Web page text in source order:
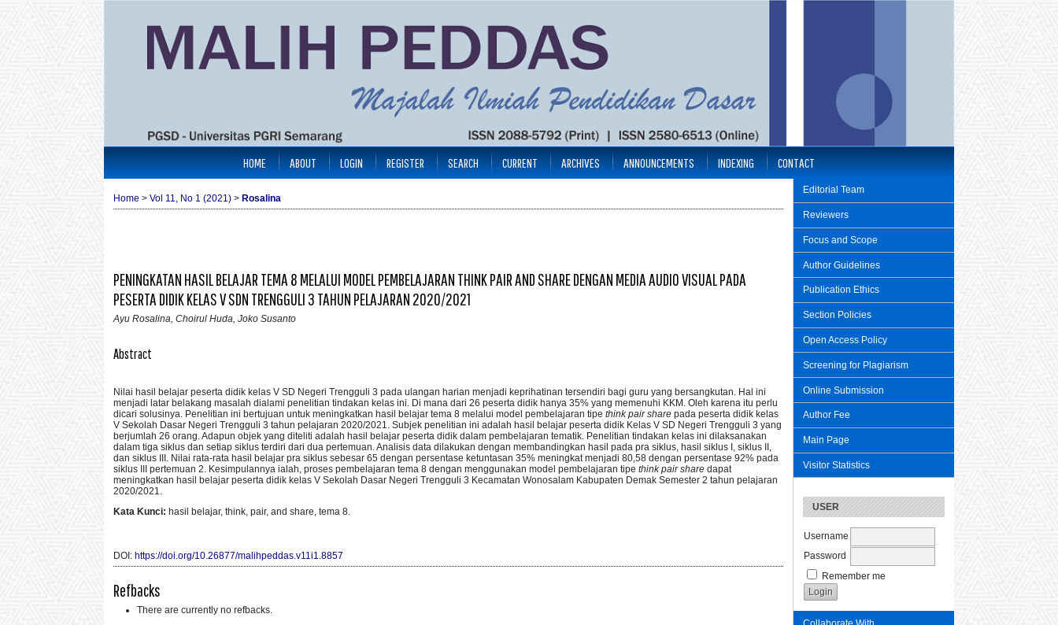
Editorial Team
Reviewers
Focus and Scope
Author Guidelines
Publication Ethics
Section Policies
Open Access Policy
Screening for Plagiarism
Online Submission
Author Fee
Main Page
Visitor Statistics
USER
Username
Password
Remember me
HOME ABOUT LOGIN REGISTER SEARCH CURRENT ARCHIVES ANNOUNCEMENTS INDEXING CONTACT
Home > Vol 11, No 1 (2021) > Rosalina
PENINGKATAN HASIL BELAJAR TEMA 8 MELALUI MODEL PEMBELAJARAN THINK PAIR AND SHARE DENGAN MEDIA AUDIO VISUAL PADA
PESERTA DIDIK KELAS V SDN TRENGGULI 3 TAHUN PELAJARAN 2020/2021
Ayu Rosalina, Choirul Huda, Joko Susanto
Abstract
Nilai hasil belajar peserta didik kelas V SD Negeri Trengguli 3 pada ulangan harian menjadi keprihatinan tersendiri bagi guru yang bersangkutan. Hal ini
menjadi latar belakang masalah dialami penelitian tindakan kelas ini. Di mana dari 26 peserta didik hanya 35% yang memenuhi KKM. Oleh karena itu perlu
dicari solusinya. Penelitian ini bertujuan untuk meningkatkan hasil belajar tema 8 melalui model pembelajaran tipe think pair share pada peserta didik kelas
V Sekolah Dasar Negeri Trengguli 3 tahun pelajaran 2020/2021. Subjek penelitian ini adalah hasil belajar peserta didik Kelas V SD Negeri Trengguli 3 yang
berjumlah 26 orang. Adapun objek yang diteliti adalah hasil belajar peserta didik dalam pembelajaran tematik. Penelitian tindakan kelas ini dilaksanakan
dalam tiga siklus dan setiap siklus terdiri dari dua pertemuan. Analisis data dilakukan dengan membandingkan hasil pada pra siklus, hasil siklus I, siklus II,
dan siklus III. Nilai rata-rata hasil belajar pra siklus sebesar 65 dengan persentase ketuntasan 35% meningkat menjadi 80,58 dengan persentase 92% pada
siklus III pertemuan 2. Kesimpulannya ialah, proses pembelajaran tema 8 dengan menggunakan model pembelajaran tipe think pair share dapat
meningkatkan hasil belajar peserta didik kelas V Sekolah Dasar Negeri Trengguli 3 Kecamatan Wonosalam Kabupaten Demak Semester 2 tahun pelajaran
2020/2021.
Kata Kunci: hasil belajar, think, pair, and share, tema 8.
DOI: https://doi.org/10.26877/malihpeddas.v11i1.8857
Refbacks
There are currently no refbacks.